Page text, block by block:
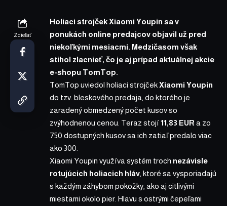
Zdieľať
Holiaci strojček Xiaomi Youpin sa v
ponukách online predajcov objavil už pred
niekoľkými mesiacmi. Medzičasom však
stihol zlacnieť, čo je aj prípad aktuálnej akcie
e-shopu TomTop.
TomTop uviedol holiaci strojčekXiaomi Youpin
do tzv. bleskového predaja, do ktorého je
zaradený obmedzený počet kusov so
zvýhodnenou cenou. Teraz stojí11,83 EUR a zo
750 dostupných kusov sa ich zatiaľ predalo viac
ako 300.
Xiaomi Youpin využíva systém troch nezávisle
rotujúcich holiacich hláv , ktoré sa vysporiadajú
s každým záhybom pokožky, ako aj citlivými
miestami okolo pier. Hlavu s ostrými čepeľami